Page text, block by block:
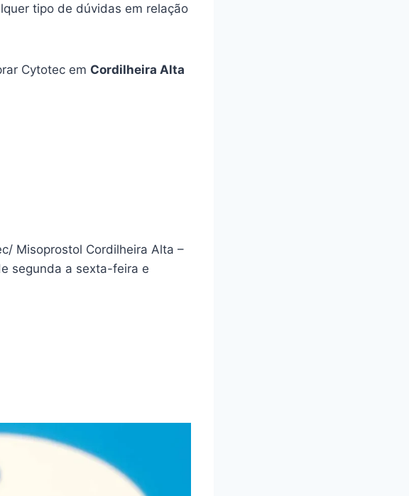
tipo de dúvidas em relação
Cytotec em Cordilheira Alta
Misoprostol Cordilheira Alta –
segunda a sexta-feira e